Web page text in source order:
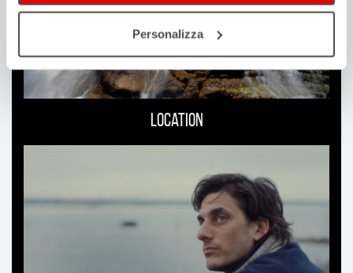
Personalizza
Location